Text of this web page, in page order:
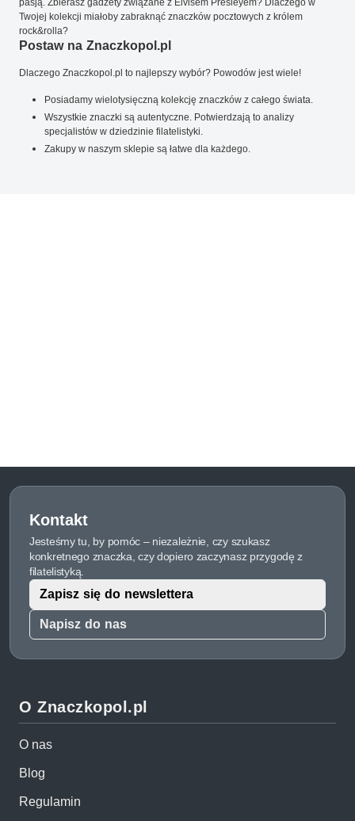
Twojej kolekcji miałoby zabraknąć znaczków pocztowych z królem
rock&rolla?
Postaw na Znaczkopol.pl
Dlaczego Znaczkopol.pl to najlepszy wybór? Powodów jest wiele!
Posiadamy wielotysięczną kolekcję znaczków z całego świata.
Wszystkie znaczki są autentyczne. Potwierdzają to analizy
specjalistów w dziedzinie filatelistyki.
Zakupy w naszym sklepie są łatwe dla każdego.
Kontakt
Jesteśmy tu, by pomóc – niezależnie, czy szukasz
konkretnego znaczka, czy dopiero zaczynasz przygodę z
filatelistyką.
Napisz do nas
Zapisz się do newslettera
O Znaczkopol.pl
O nas
Blog
Regulamin